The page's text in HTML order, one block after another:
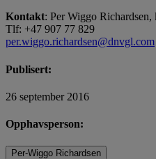
Kontakt: Per Wiggo
Tlf: +47 907 77 829
per.wiggo.richardsen@dnvgl.com
Publisert:
26 september 2016
Opphavsperson:
Per-Wiggo Richardsen